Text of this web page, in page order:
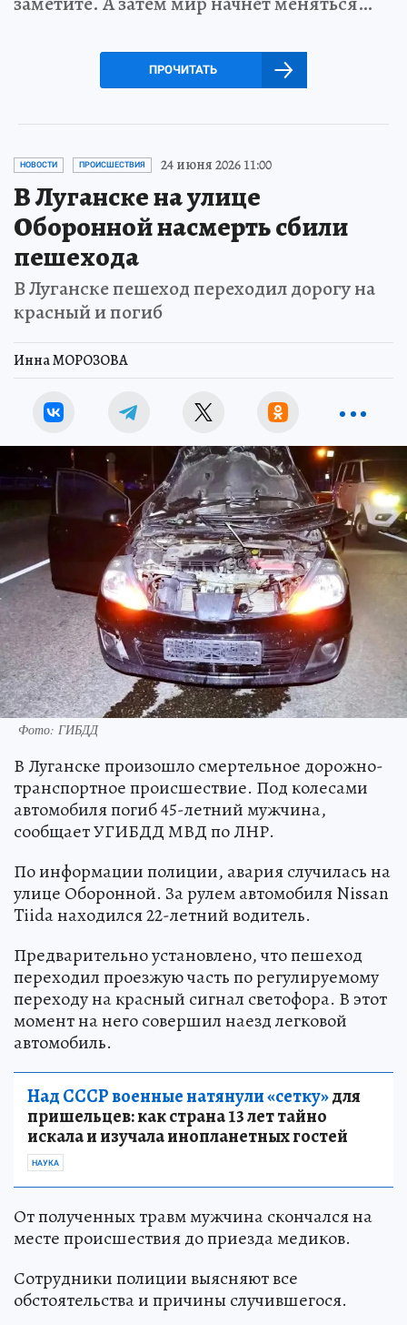
ПРОЧИТАТЬ
НОВОСТИ ПРОИСШЕСТВИЯ 24 июня 2026 11:00
В Луганске на улице
Оборонной насмерть сбили
пешехода
В Луганске пешеход переходил дорогу на
красный и погиб
Инна МОРОЗОВА
Фото: ГИБДД
В Луганске произошло смертельное дорожно-
транспортное происшествие. Под колесами
автомобиля погиб 45-летний мужчина,
сообщает УГИБДД МВД по ЛНР.
По информации полиции, авария случилась на
улице Оборонной. За рулем автомобиля Nissan
Tiida находился 22-летний водитель.
Предварительно установлено, что пешеход
переходил проезжую часть по регулируемому
переходу на красный сигнал светофора. В этот
момент на него совершил наезд легковой
автомобиль.
Над СССР военные натянули «сетку»для
пришельцев: как страна 13 лет тайно
искала и изучала инопланетных гостей
НАУКА
От полученных травм мужчина скончался на
месте происшествия до приезда медиков.
Сотрудники полиции выясняют все
обстоятельства и причины случившегося.